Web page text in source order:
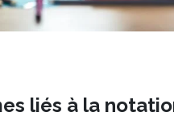
liés à la